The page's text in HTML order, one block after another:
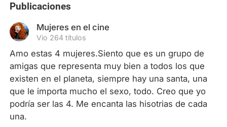
Publicaciones
Mujeres en el cine
Vio 264 títulos
Amo estas 4 mujeres.Siento que es un grupo de
amigas que representa muy bien a todos los que
existen en el planeta, siempre hay una santa, una
que le importa mucho el sexo, todo. Creo que yo
podría ser las 4. Me encanta las hisotrias de cada
una.